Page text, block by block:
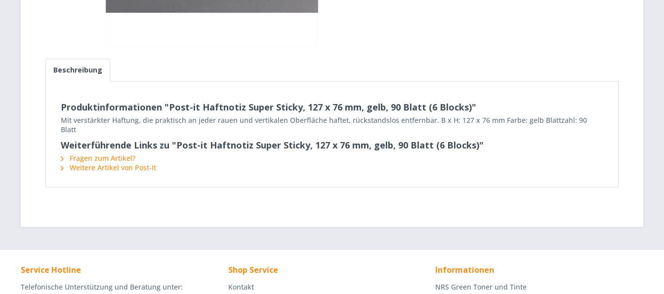
Beschreibung
Produktinformationen "Post-it Haftnotiz Super Sticky, 127 x 76 mm, gelb, 90 Blatt (6 Blocks)"
Mit verstärkter Haftung, die praktisch an jeder rauen und vertikalen Oberfläche haftet, rückstandslos entfernbar. B x H: 127 x 76 mm Farbe: gelb Blattzahl: 90
Blatt
Weiterführende Links zu "Post-it Haftnotiz Super Sticky, 127 x 76 mm, gelb, 90 Blatt (6 Blocks)"
Fragen zum Artikel?
Weitere Artikel von Post-It
Service Hotline
Telefonische Unterstützung und Beratung unter:
Shop Service
Kontakt
Informationen
NRS Green Toner und Tinte